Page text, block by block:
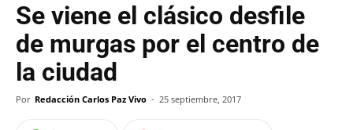
Se viene el clásico desfile
de murgas por el centro de
la ciudad
Por Redacción Carlos Paz Vivo - 25 septiembre, 2017